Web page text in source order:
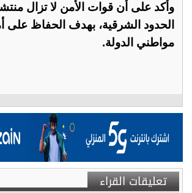
وأكد على أن قوات الأمن لا تزال
الحدود الشرقية، بهدف الحفاظ على
مواطني الدولة.
تعليقات القراء